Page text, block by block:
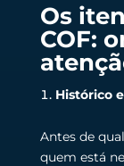
Os
COF:
Histórico
Antes de
quem está